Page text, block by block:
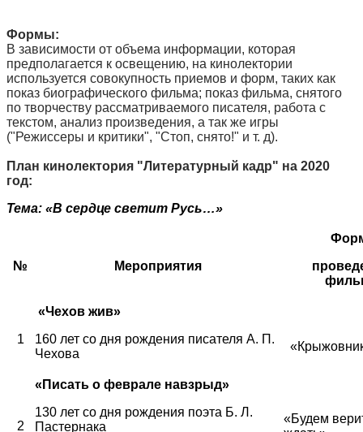
Формы:
В зависимости от объема информации, которая
предполагается к освещению, на кинолектории
используется совокупность приемов и форм, таких как
показ биографического фильма; показ фильма, снятого
по творчеству рассматриваемого писателя, работа с
текстом, анализ произведения, а так же игры
("Режиссеры и критики", "Стоп, снято!" и т. д).
План кинолектория "Литературный кадр" на 2020
год:
Тема: «В сердце светит Русь…»
№ Мероприятия
1
«Чехов жив»
160 лет со дня рождения писателя А. П.
Чехова
2
«Писать о феврале навзрыд»
130 лет со дня рождения поэта Б. Л.
Пастернака
«Будем